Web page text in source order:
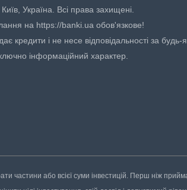
Україна. Всі права захищені.
на https://banki.ua обов'язкове!
і не несе відповідальності за будь-
інформаційний характер.
частини або всієї суми інвестицій. Перш ніж